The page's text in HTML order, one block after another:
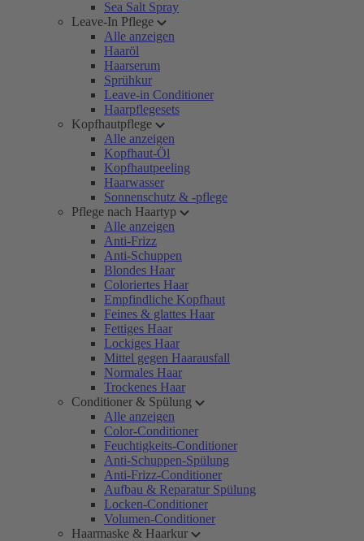
Sea Salt Spray
Leave-In Pflege
Alle anzeigen
Haaröl
Haarserum
Sprühkur
Leave-in Conditioner
Haarpflegesets
Kopfhautpflege
Alle anzeigen
Kopfhaut-Öl
Kopfhautpeeling
Haarwasser
Sonnenschutz & -pflege
Pflege nach Haartyp
Alle anzeigen
Anti-Frizz
Anti-Schuppen
Blondes Haar
Coloriertes Haar
Empfindliche Kopfhaut
Feines & glattes Haar
Fettiges Haar
Lockiges Haar
Mittel gegen Haarausfall
Normales Haar
Trockenes Haar
Conditioner & Spülung
Alle anzeigen
Color-Conditioner
Feuchtigkeits-Conditioner
Anti-Schuppen-Spülung
Anti-Frizz-Conditioner
Aufbau & Reparatur Spülung
Locken-Conditioner
Volumen-Conditioner
Haarmaske & Haarkur